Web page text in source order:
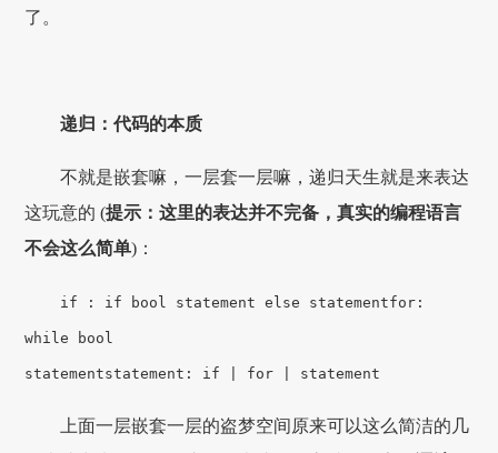
了。
递归：代码的本质
不就是嵌套嘛，一层套一层嘛，递归天生就是来表达
这玩意的 (提示：这里的表达并不完备，真实的编程语言
不会这么简单)：
if : if bool statement else statementfor:
while bool
statementstatement: if | for | statement
上面一层嵌套一层的盗梦空间原来可以这么简洁的几